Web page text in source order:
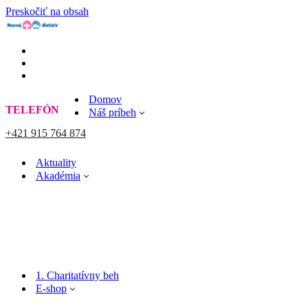
Preskočiť na obsah
TELEFÓN
+421 915 764 874
Domov
Náš príbeh
Aktuality
Akadémia
1. Charitatívny beh
E-shop